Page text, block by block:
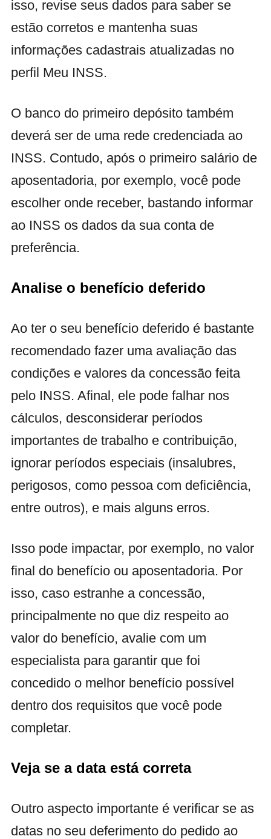
isso, revise seus dados para saber se
estão corretos e mantenha suas
informações cadastrais atualizadas no
perfil Meu INSS.
O banco do primeiro depósito também
deverá ser de uma rede credenciada ao
INSS. Contudo, após o primeiro salário de
aposentadoria, por exemplo, você pode
escolher onde receber, bastando informar
ao INSS os dados da sua conta de
preferência.
Analise o benefício deferido
Ao ter o seu benefício deferido é bastante
recomendado fazer uma avaliação das
condições e valores da concessão feita
pelo INSS. Afinal, ele pode falhar nos
cálculos, desconsiderar períodos
importantes de trabalho e contribuição,
ignorar períodos especiais (insalubres,
perigosos, como pessoa com deficiência,
entre outros), e mais alguns erros.
Isso pode impactar, por exemplo, no valor
final do benefício ou aposentadoria. Por
isso, caso estranhe a concessão,
principalmente no que diz respeito ao
valor do benefício, avalie com um
especialista para garantir que foi
concedido o melhor benefício possível
dentro dos requisitos que você pode
completar.
Veja se a data está correta
Outro aspecto importante é verificar se as
datas no seu deferimento do pedido ao